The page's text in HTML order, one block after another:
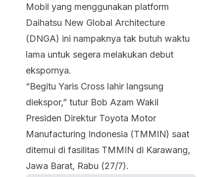
Mobil yang menggunakan platform
Daihatsu New Global Architecture
(DNGA) ini nampaknya tak butuh waktu
lama untuk segera melakukan debut
ekspornya.
“Begitu Yaris Cross lahir langsung
diekspor,” tutur Bob Azam Wakil
Presiden Direktur Toyota Motor
Manufacturing Indonesia (TMMIN) saat
ditemui di fasilitas TMMIN di Karawang,
Jawa Barat, Rabu (27/7).